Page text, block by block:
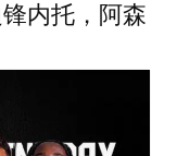
内托，阿森